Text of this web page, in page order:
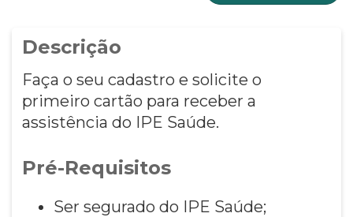
Descrição
Faça o seu cadastro e solicite o
primeiro cartão para receber a
assistência do IPE Saúde.
Pré-Requisitos
Ser segurado do IPE Saúde;